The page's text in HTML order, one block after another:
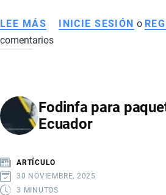
LEE MÁS SOBRE
IMPORTAR
CATEGORÍAS,
COSTOS
INICIE SESIÓN o
comentarios
Fodinfa para
Ecuador
ARTÍCULO
30 NOVIEMBRE, 2025
3 MINUTOS